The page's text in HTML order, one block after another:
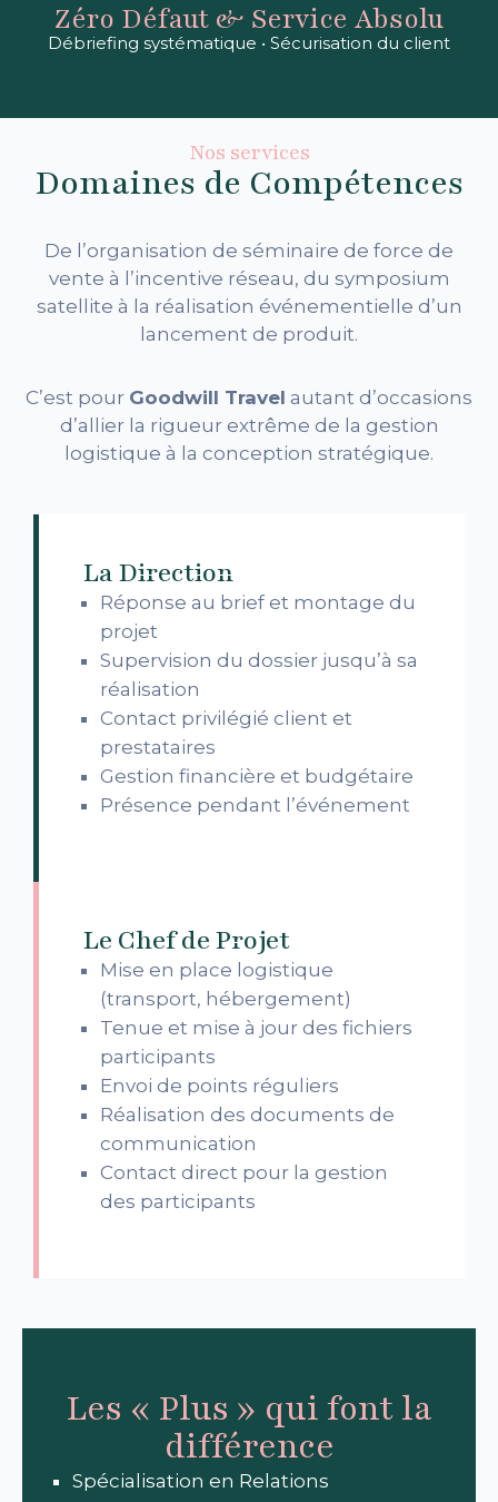
Zéro Défaut & Service Absolu
Débriefing systématique • Sécurisation du client
Nos services
Domaines de Compétences
De l’organisation de séminaire de force de
vente à l’incentive réseau, du symposium
satellite à la réalisation événementielle d’un
lancement de produit.
C’est pour Goodwill Travel autant d’occasions
d’allier la rigueur extrême de la gestion
logistique à la conception stratégique.
La Direction
Réponse au brief et montage du
projet
Supervision du dossier jusqu’à sa
réalisation
Contact privilégié client et
prestataires
Gestion financière et budgétaire
Présence pendant l’événement
Le Chef de Projet
Mise en place logistique
(transport, hébergement)
Tenue et mise à jour des fichiers
participants
Envoi de points réguliers
Réalisation des documents de
communication
Contact direct pour la gestion
des participants
Les « Plus » qui font la
différence
Spécialisation en Relations